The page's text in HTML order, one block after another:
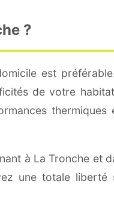
?
est
de votre
thermiques
à La Tronche et
une totale